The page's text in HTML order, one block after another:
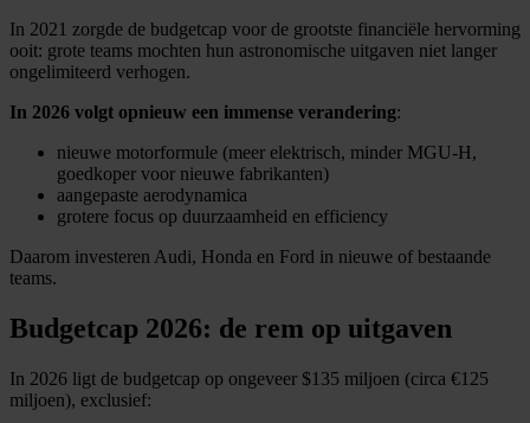
In 2021 zorgde de budgetcap voor de grootste financiële hervorming
ooit: grote teams mochten hun astronomische uitgaven niet langer
ongelimiteerd verhogen.
In 2026 volgt opnieuw een immense verandering:
nieuwe motorformule (meer elektrisch, minder MGU-H,
goedkoper voor nieuwe fabrikanten)
aangepaste aerodynamica
grotere focus op duurzaamheid en efficiency
Daarom investeren Audi, Honda en Ford in nieuwe of bestaande
teams.
Budgetcap 2026: de rem op uitgaven
In 2026 ligt de budgetcap op ongeveer $135 miljoen (circa €125
miljoen), exclusief: